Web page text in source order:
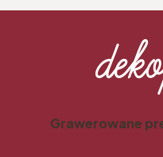
Grawerowane